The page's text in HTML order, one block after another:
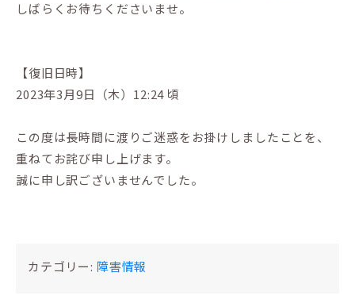
しばらくお待ちくださいませ。
【復旧日時】
2023年3月9日（木）12:24 頃
この度は長時間に渡りご迷惑をお掛けしましたことを、
重ねてお詫び申し上げます。
誠に申し訳ございませんでした。
カテゴリー: 障害情報